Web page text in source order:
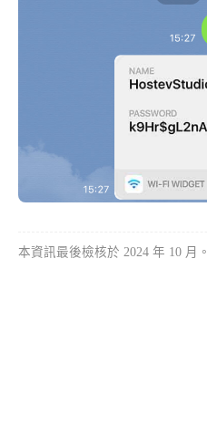
本資訊最後檢核於 2024 年 10 月。